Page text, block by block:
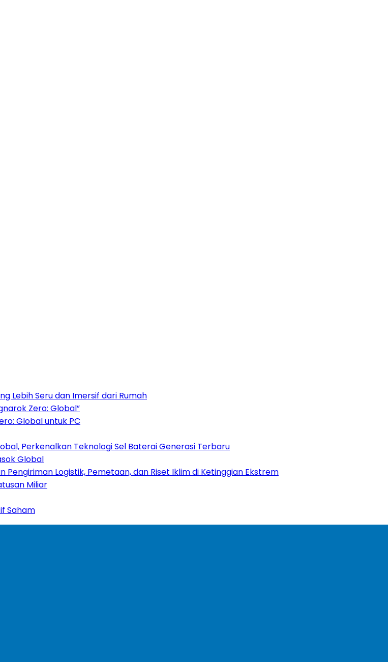
Lebih Seru dan Imersif dari Rumah
Zero: Global”
Global untuk PC
Perkenalkan Teknologi Sel Baterai Generasi Terbaru
Global
Logistik, Pemetaan, dan Riset Iklim di Ketinggian Ekstrem
Miliar
Saham